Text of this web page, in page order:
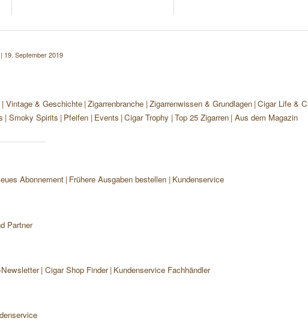
19. September 2019
Vintage & Geschichte Zigarrenbranche Zigarrenwissen & Grundlagen Cigar Life &
Smoky Spirits Pfeifen Events Cigar Trophy Top 25 Zigarren Aus dem Magazin
Abonnement Frühere Ausgaben bestellen Kundenservice
Partner
Newsletter Cigar Shop Finder Kundenservice Fachhändler